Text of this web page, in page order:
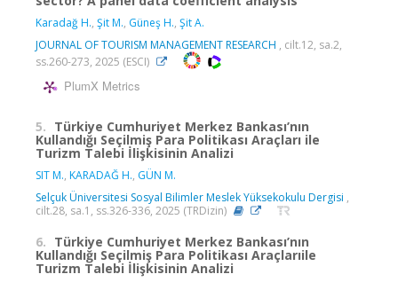
Karadağ H., Şit M., Güneş H., Şit A.
JOURNAL OF TOURISM MANAGEMENT RESEARCH , cilt.12, sa.2,
ss.260-273, 2025 (ESCI)
PlumX Metrics
5. Türkiye Cumhuriyet Merkez Bankası’nın
Kullandığı Seçilmiş Para Politikası Araçları ile
Turizm Talebi İlişkisinin Analizi
SIT M., KARADAĞ H., GÜN M.
Selçuk Üniversitesi Sosyal Bilimler Meslek Yüksekokulu Dergisi ,
cilt.28, sa.1, ss.326-336, 2025 (TRDizin)
6. Türkiye Cumhuriyet Merkez Bankası’nın
Kullandığı Seçilmiş Para Politikası Araçlarıile
Turizm Talebi İlişkisinin Analizi